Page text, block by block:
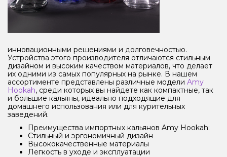
инновационными решениями и долговечностью.
Устройства этого производителя отличаются стильным
дизайном и высоким качеством материалов, что делает
их одними из самых популярных на рынке. В нашем
ассортименте представлены различные модели Amy
Hookah, среди которых вы найдете как компактные, так
и большие кальяны, идеально подходящие для
домашнего использования или для курительных
заведений.
Преимущества импортных кальянов Amy Hookah:
Стильный и эргономичный дизайн
Высококачественные материалы
Легкость в уходе и эксплуатации